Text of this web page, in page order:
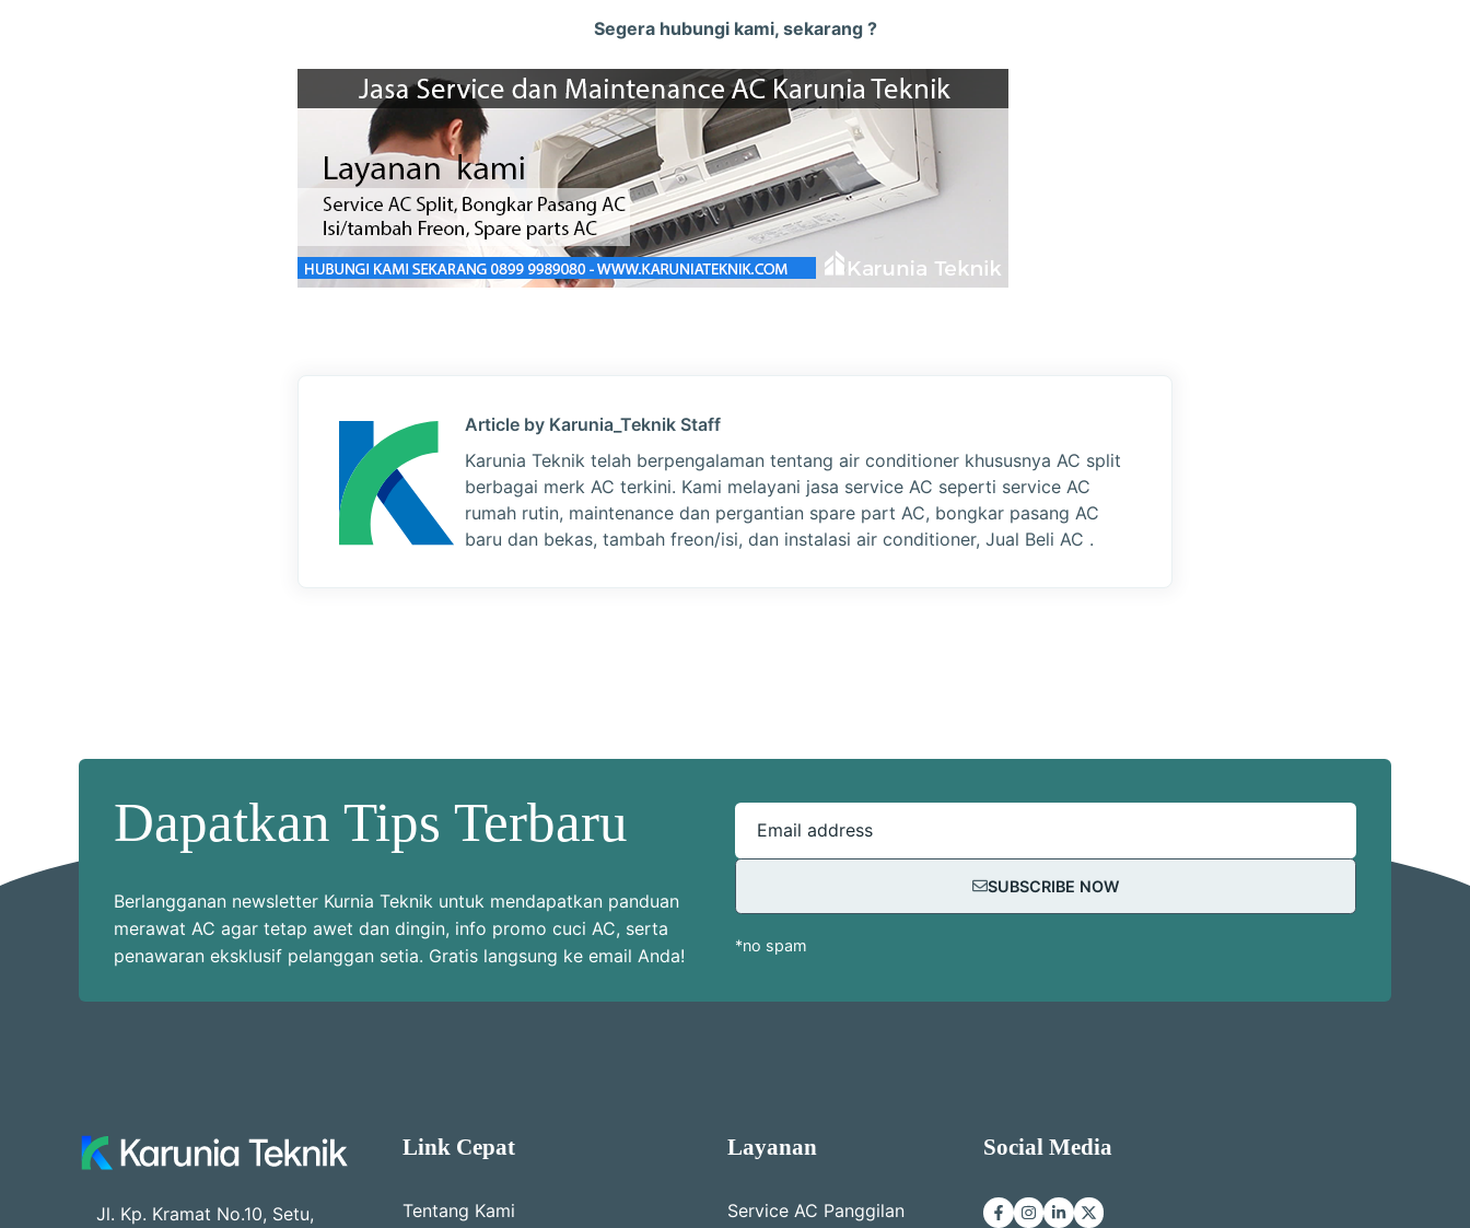
Segera hubungi kami, sekarang ?
Article by Karunia_Teknik Staff
Karunia Teknik telah berpengalaman tentang air conditioner khususnya AC split
berbagai merk AC terkini. Kami melayani jasa service AC seperti service AC
rumah rutin, maintenance dan pergantian spare part AC, bongkar pasang AC
baru dan bekas, tambah freon/isi, dan instalasi air conditioner, Jual Beli AC .
Dapatkan Tips Terbaru
Berlangganan newsletter Kurnia Teknik untuk mendapatkan panduan
merawat AC agar tetap awet dan dingin, info promo cuci AC, serta
penawaran eksklusif pelanggan setia. Gratis langsung ke email Anda!
Email address
SUBSCRIBE NOW
*no spam
Jl. Kp. Kramat No.10, Setu,
Link Cepat
Tentang Kami
Layanan
Service AC Panggilan
Social Media